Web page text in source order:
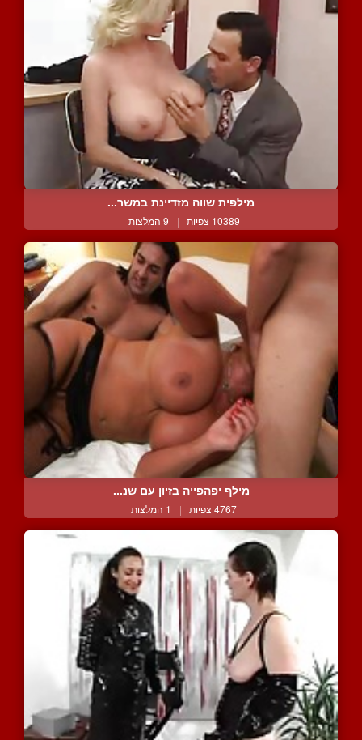
מילפית שווה מזדיינת במשר...
10389 צפיות | 9 המלצות
מילף יפהפייה בזיון עם שנ...
4767 צפיות | 1 המלצות